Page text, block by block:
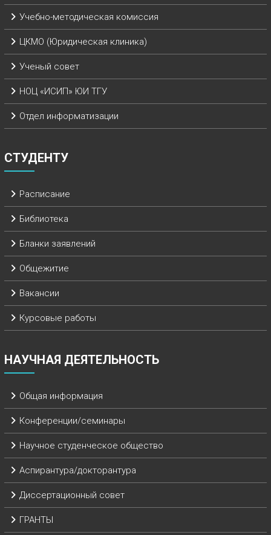
Учебно-методическая комиссия
ЦКМО (Юридическая клиника)
Ученый совет
НОЦ «ИСИП» ЮИ ТГУ
Отдел информатизации
СТУДЕНТУ
Расписание
Библиотека
Бланки заявлений
Общежитие
Вакансии
Курсовые работы
НАУЧНАЯ ДЕЯТЕЛЬНОСТЬ
Общая информация
Конференции/семинары
Научное студенческое общество
Аспирантура/докторантура
Диссертационный совет
ГРАНТЫ